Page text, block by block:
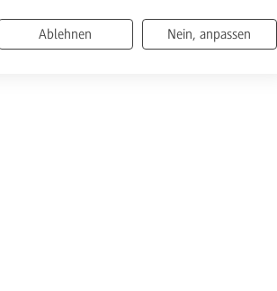
Ablehnen Nein, anpassen